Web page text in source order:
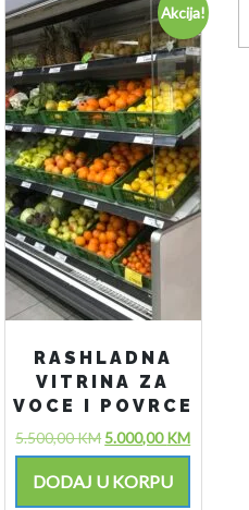
Akcija!
RASHLADNA
VITRINA ZA
VOCE I POVRCE
5.500,00KM 5.000,00KM
DODAJ U KORPU